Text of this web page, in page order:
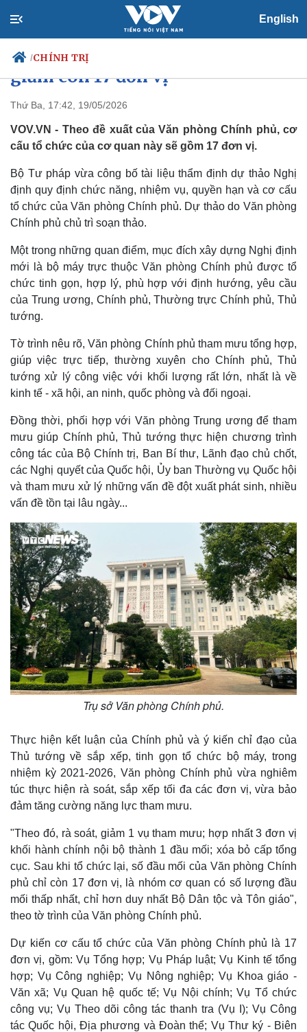
English
/CHÍNH TRỊ
Chính trị
Đảng
Quốc hội
Nhận diện sự thật
Xã hội
Tin 24h
Giáo dục
Dấu ấn VOV
Việc làm
Quan sát
Cuộc sống đó đây
Hồ sơ
Video
Ảnh
E-Magazine
Infographic
Văn phòng Chính phủ dự kiến
giảm còn 17 đơn vị
Thứ Ba, 17:42, 19/05/2026
VOV.VN - Theo đề xuất của Văn phòng Chính phủ, cơ
cấu tổ chức của cơ quan này sẽ gồm 17 đơn vị.
Bộ Tư pháp vừa công bố tài liệu thẩm định dự thảo Nghị
định quy định chức năng, nhiệm vụ, quyền hạn và cơ cấu
tổ chức của Văn phòng Chính phủ. Dự thảo do Văn phòng
Chính phủ chủ trì soạn thảo.
Một trong những quan điểm, mục đích xây dựng Nghị định
mới là bộ máy trực thuộc Văn phòng Chính phủ được tổ
chức tinh gọn, hợp lý, phù hợp với định hướng, yêu cầu
của Trung ương, Chính phủ, Thường trực Chính phủ, Thủ
tướng.
Tờ trình nêu rõ, Văn phòng Chính phủ tham mưu tổng hợp,
giúp việc trực tiếp, thường xuyên cho Chính phủ, Thủ
tướng xử lý công việc với khối lượng rất lớn, nhất là về
kinh tế - xã hội, an ninh, quốc phòng và đối ngoại.
Đồng thời, phối hợp với Văn phòng Trung ương để tham
mưu giúp Chính phủ, Thủ tướng thực hiện chương trình
công tác của Bộ Chính trị, Ban Bí thư, Lãnh đạo chủ chốt,
các Nghị quyết của Quốc hội, Ủy ban Thường vụ Quốc hội
và tham mưu xử lý những vấn đề đột xuất phát sinh, nhiều
vấn đề tồn tại lâu ngày...
Trụ sở Văn phòng Chính phủ.
Thực hiện kết luận của Chính phủ và ý kiến chỉ đạo của
Thủ tướng về sắp xếp, tinh gọn tổ chức bộ máy, trong
nhiệm kỳ 2021-2026, Văn phòng Chính phủ vừa nghiêm
túc thực hiện rà soát, sắp xếp tối đa các đơn vị, vừa bảo
đảm tăng cường năng lực tham mưu.
"Theo đó, rà soát, giảm 1 vụ tham mưu; hợp nhất 3 đơn vị
khối hành chính nội bộ thành 1 đầu mối; xóa bỏ cấp tổng
cục. Sau khi tổ chức lại, số đầu mối của Văn phòng Chính
phủ chỉ còn 17 đơn vị, là nhóm cơ quan có số lượng đầu
mối thấp nhất, chỉ hơn duy nhất Bộ Dân tộc và Tôn giáo",
theo tờ trình của Văn phòng Chính phủ.
Dự kiến cơ cấu tổ chức của Văn phòng Chính phủ là 17
đơn vị, gồm: Vụ Tổng hợp; Vụ Pháp luật; Vụ Kinh tế tổng
hợp; Vụ Công nghiệp; Vụ Nông nghiệp; Vụ Khoa giáo -
Văn xã; Vụ Quan hệ quốc tế; Vụ Nội chính; Vụ Tổ chức
công vụ; Vụ Theo dõi công tác thanh tra (Vụ I); Vụ Công
tác Quốc hội, Địa phương và Đoàn thể; Vụ Thư ký - Biên